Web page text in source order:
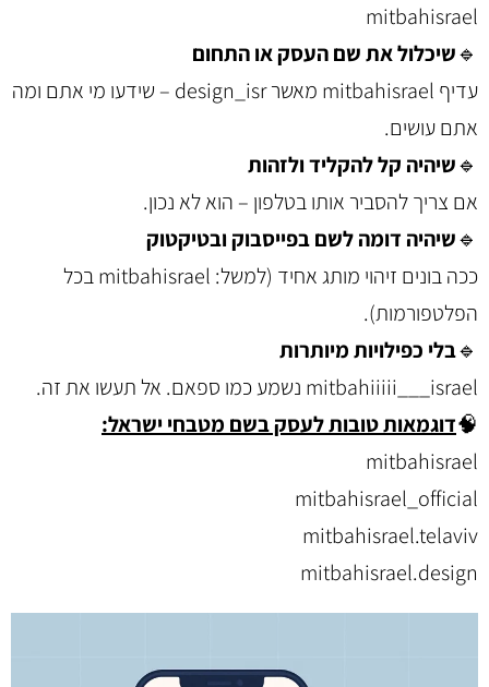
mitbahisrael
🔹שיכלול את שם העסק או התחום
עדיף mitbahisrael מאשר design_isr – שידעו מי אתם ומה
אתם עושים.
🔹שיהיה קל להקליד ולזהות
אם צריך להסביר אותו בטלפון – הוא לא נכון.
🔹שיהיה דומה לשם בפייסבוק ובטיקטוק
ככה בונים זיהוי מותג אחיד (למשל: mitbahisrael בכל
הפלטפורמות).
🔹בלי כפילויות מיותרות
mitbahiiiii___israel נשמע כמו ספאם. אל תעשו את זה.
🧠דוגמאות טובות לעסק בשם מטבחי ישראל:
mitbahisrael
mitbahisrael_official
mitbahisrael.telaviv
mitbahisrael.design